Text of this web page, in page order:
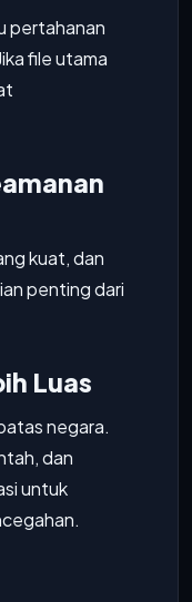
pertahanan
file utama
kuat, dan
penting dari
Luas
negara.
dan
untuk